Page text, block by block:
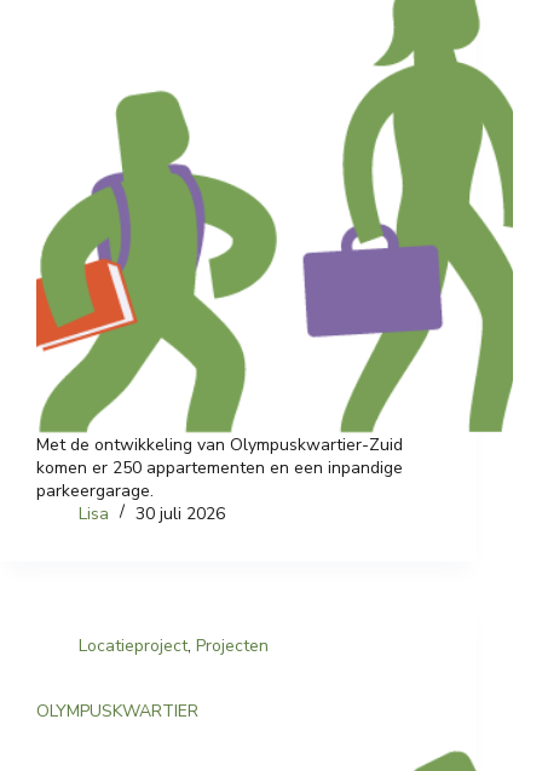
Met de ontwikkeling van Olympuskwartier-Zuid
komen er 250 appartementen en een inpandige
parkeergarage.
Lisa
30 juli 2026
Locatieproject, Projecten
OLYMPUSKWARTIER